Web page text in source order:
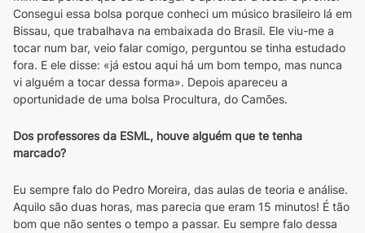
Consegui essa bolsa porque conheci um músico brasileiro lá em
Bissau, que trabalhava na embaixada do Brasil. Ele viu-me a
tocar num bar, veio falar comigo, perguntou se tinha estudado
fora. E ele disse: «já estou aqui há um bom tempo, mas nunca
vi alguém a tocar dessa forma». Depois apareceu a
oportunidade de uma bolsa Procultura, do Camões.
Dos professores da ESML, houve alguém que te tenha
marcado?
Eu sempre falo do Pedro Moreira, das aulas de teoria e análise.
Aquilo são duas horas, mas parecia que eram 15 minutos! É tão
bom que não sentes o tempo a passar. Eu sempre falo dessa